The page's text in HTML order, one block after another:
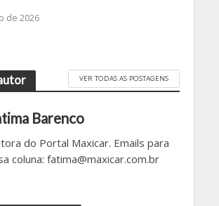
de 2026
VER TODAS AS POSTAGENS
Barenco
do Portal Maxicar. Emails para
coluna: fatima@maxicar.com.br